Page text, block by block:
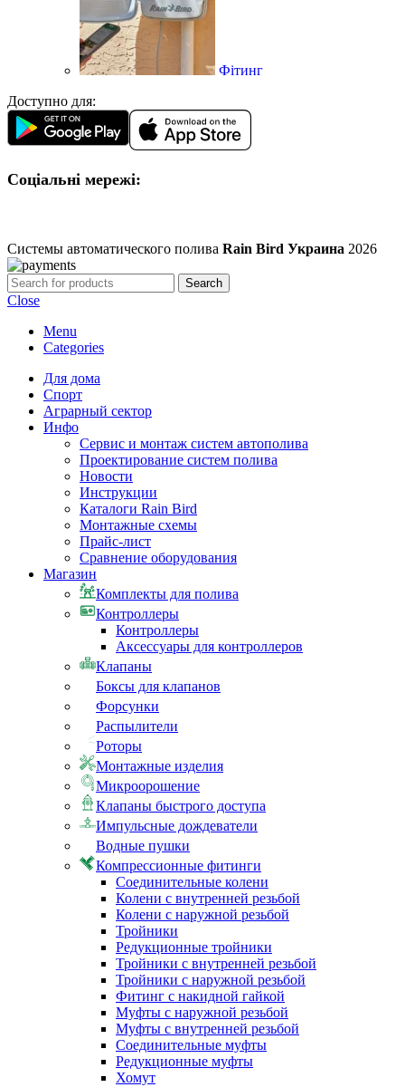
Фітинг
Доступно для:
Соціальні мережі:
Системы автоматического полива Rain Bird Украина 2026
Search
Close
Menu
Categories
Для дома
Спорт
Аграрный сектор
Инфо
Сервис и монтаж систем автополива
Проектирование систем полива
Новости
Инструкции
Каталоги Rain Bird
Монтажные схемы
Прайс-лист
Сравнение оборудования
Магазин
Комплекты для полива
Контроллеры
Контроллеры
Аксессуары для контроллеров
Клапаны
Боксы для клапанов
Форсунки
Распылители
Роторы
Монтажные изделия
Микроорошение
Клапаны быстрого доступа
Импульсные дождеватели
Водные пушки
Компрессионные фитинги
Соединительные колени
Колени с внутренней резьбой
Колени с наружной резьбой
Тройники
Редукционные тройники
Тройники с внутренней резьбой
Тройники с наружной резьбой
Фитинг с накидной гайкой
Муфты с наружной резьбой
Муфты с внутренней резьбой
Соединительные муфты
Редукционные муфты
Хомут